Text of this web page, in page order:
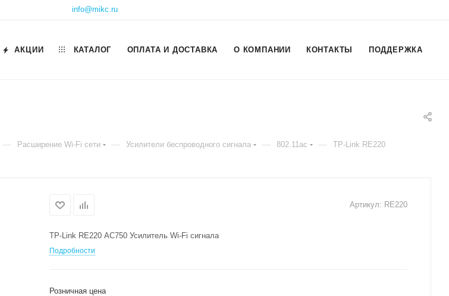
info@mikc.ru
АКЦИИ КАТАЛОГ ОПЛАТА И ДОСТАВКА О КОМПАНИИ КОНТАКТЫ ПОДДЕРЖКА
— Расширение Wi-Fi сети — Усилители беспроводного сигнала — 802.11ac — TP-Link RE220
Артикул: RE220
TP-Link RE220 AC750 Усилитель Wi-Fi сигнала
Подробности
Розничная цена